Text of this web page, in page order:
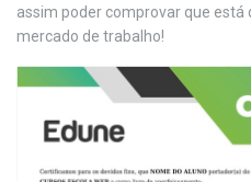
assim poder comprovar que
mercado de trabalho!